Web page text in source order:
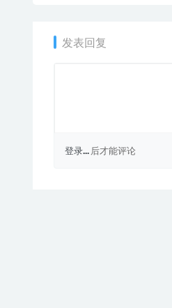
发表回复
登录... 后才能评论